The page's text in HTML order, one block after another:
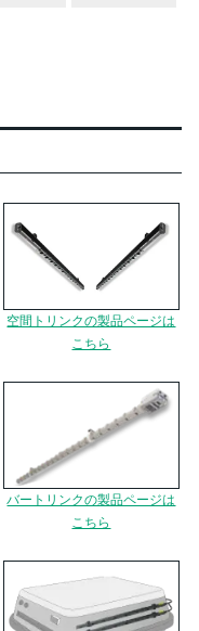
空間トリンクの製品ページは
こちら
バートリンクの製品ページは
こちら